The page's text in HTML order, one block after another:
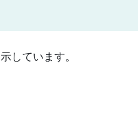
しています。